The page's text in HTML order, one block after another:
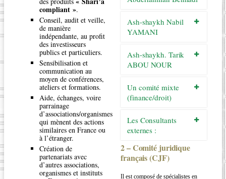
compliant ».
Conseil, audit et veille,
de manière
indépendante, au profit
des investisseurs
publics et particuliers.
Sensibilisation et
communication au
moyen de conférences,
ateliers et formations.
Aide, échanges, voire
parrainage
d’associations/organismes
qui mènent des actions
similaires en France ou
à l’étranger.
Création de
partenariats avec
d’autres associations,
organismes et instituts
Ash-shaykh Nabil
YAMANI
Ash-shaykh. Tarik
ABOU NOUR
Un comité mixte
(finance/droit)
Les Consultants
externes :
2 – Comité juridique
français (CJF)
Il est composé de spécialistes en